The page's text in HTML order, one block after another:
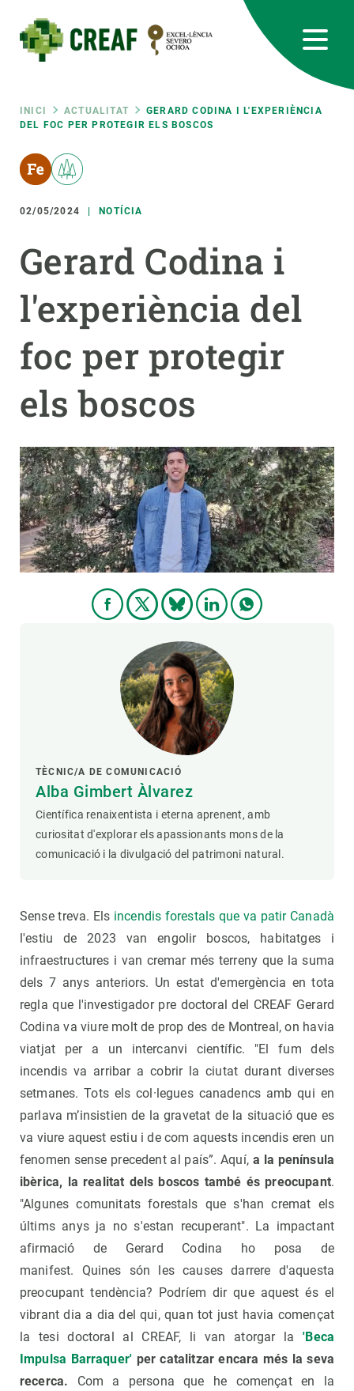
contingut
Fil
d'ariadna
INICI ACTUALITAT
GERARD CODINA I L'EXPERIÈNCIA
DEL FOC PER PROTEGIR ELS BOSCOS
02/05/2024 NOTÍCIA
Gerard Codina i
l'experiència del
foc per protegir
els boscos
TÈCNIC/A DE COMUNICACIÓ
Alba Gimbert Àlvarez
Científica renaixentista i eterna aprenent, amb
curiositat d'explorar els apassionants mons de la
comunicació i la divulgació del patrimoni natural.
Sense treva. Els incendis forestals que va patir Canadà
l'estiu de 2023 van engolir boscos, habitatges i
infraestructures i van cremar més terreny que la suma
dels 7 anys anteriors. Un estat d'emergència en tota
regla que l'investigador pre doctoral del CREAF Gerard
Codina va viure molt de prop des de Montreal, on havia
viatjat per a un intercanvi científic. "El fum dels
incendis va arribar a cobrir la ciutat durant diverses
setmanes. Tots els col·legues canadencs amb qui en
parlava m’insistien de la gravetat de la situació que es
va viure aquest estiu i de com aquests incendis eren un
fenomen sense precedent al país”. Aquí, a la península
ibèrica, la realitat dels boscos també és preocupant.
"Algunes comunitats forestals que s'han cremat els
últims anys ja no s'estan recuperant". La impactant
afirmació de Gerard Codina ho posa de
manifest. Quines són les causes darrere d'aquesta
preocupant tendència? Podríem dir que aquest és el
vibrant dia a dia del qui, quan tot just havia començat
la tesi doctoral al CREAF, li van atorgar la'Beca
Impulsa Barraquer' per catalitzar encara més la seva
recerca. Com a persona que he començat en la
RRSS
Featured
responsive
INTRANET
Responsive
menu
RECERCA
CIÈNCIA EN ACCIÓ
UNEIX-TE A NOSALTRES
PARTICIPA